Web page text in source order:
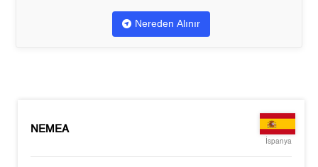
Nereden Alınır
NEMEA
İspanya